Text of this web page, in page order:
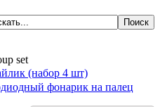
set
(набор 4 шт)
фонарик на палец